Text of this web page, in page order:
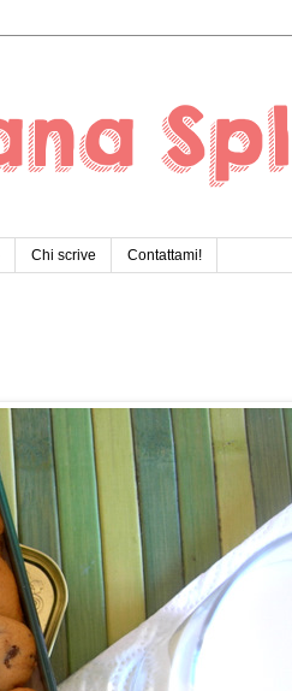
Chi scrive Contattami!